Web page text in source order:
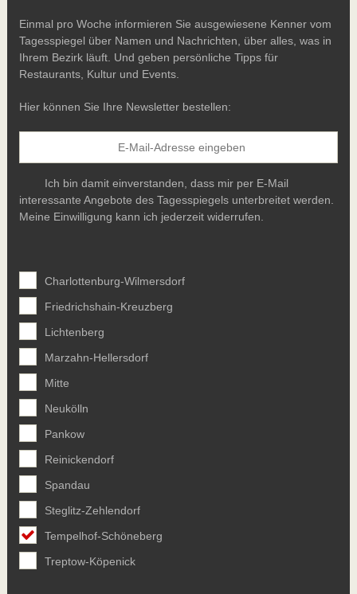
Einmal pro Woche informieren Sie ausgewiesene Kenner vom
Tagesspiegel über Namen und Nachrichten, über alles, was in
Ihrem Bezirk läuft. Und geben persönliche Tipps für
Restaurants, Kultur und Events.
Hier können Sie Ihre Newsletter bestellen:
Ich bin damit einverstanden, dass mir per E-Mail
interessante Angebote des Tagesspiegels unterbreitet werden.
Meine Einwilligung kann ich jederzeit widerrufen.
Charlottenburg-Wilmersdorf
Friedrichshain-Kreuzberg
Lichtenberg
Marzahn-Hellersdorf
Mitte
Neukölln
Pankow
Reinickendorf
Spandau
Steglitz-Zehlendorf
Tempelhof-Schöneberg
Treptow-Köpenick